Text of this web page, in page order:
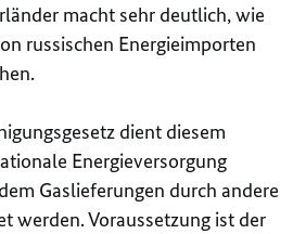
macht sehr deutlich, wie
russischen Energieimporten
dient diesem
Energieversorgung
Gaslieferungen durch andere
werden. Voraussetzung ist der